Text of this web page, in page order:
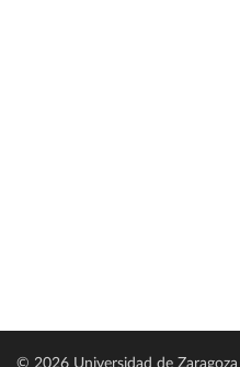
© 2026 Universidad de Zaragoza